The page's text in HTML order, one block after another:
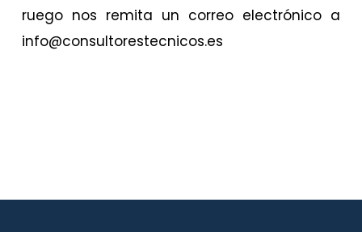
ruego nos remita un correo electrónico a
info@consultorestecnicos.es